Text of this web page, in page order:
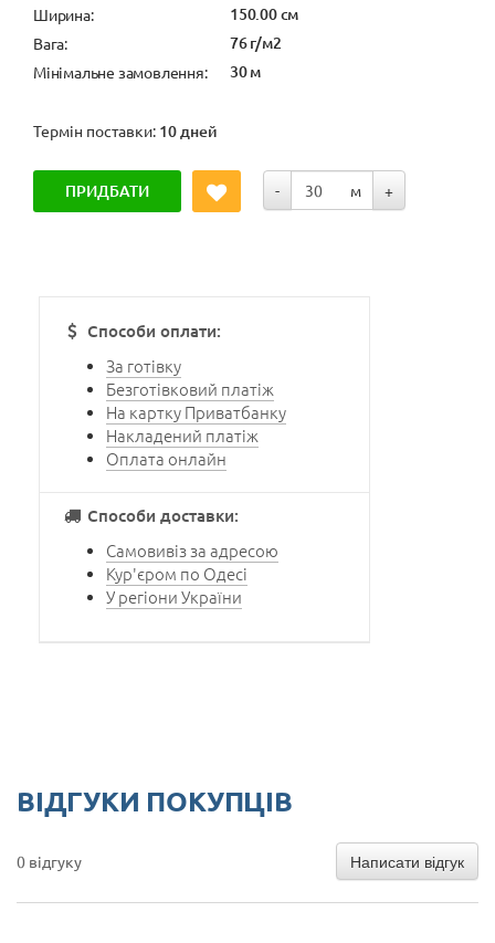
Ширина: 150.00 см
Вага: 76 г/м2
Мінімальне замовлення: 30 м
Термін поставки: 10 дней
ПРИДБАТИ - м +
Способи оплати:
За готівку
Безготівковий платіж
На картку Приватбанку
Накладений платіж
Оплата онлайн
Способи доставки:
Самовивіз за адресою
Кур'єром по Одесі
У регіони України
ВІДГУКИ ПОКУПЦІВ
0 відгуку Написати відгук